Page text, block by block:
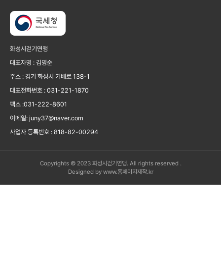
화성시걷기연맹
대표자명 : 김명순
주소 : 경기 화성시 기배로 138-1
대표전화번호 : 031-221-1870
팩스 :031-222-8601
이메일: juny37@naver.com
사업자 등록번호 : 818-82-00294
Copyrights © 2023 화성시걷기연맹. All rights reserved .
Designed by www.홈페이지제작.kr